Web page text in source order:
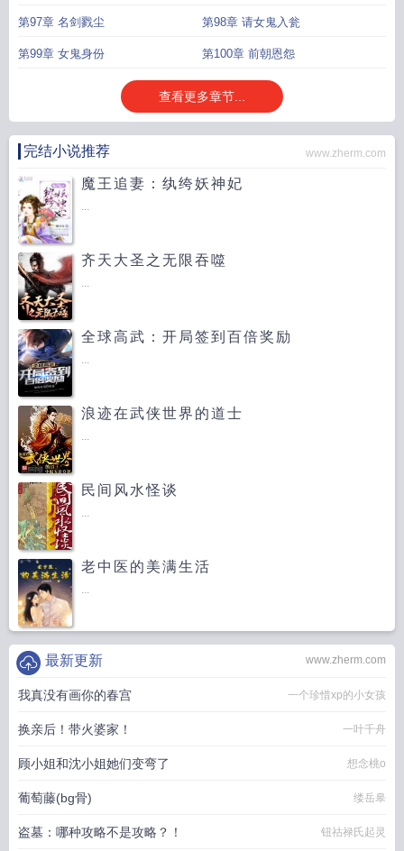
第97章 名剑戮尘 第98章 请女鬼入瓮
第99章 女鬼身份 第100章 前朝恩怨
查看更多章节...
完结小说推荐 www.zherm.com
魔王追妻：纨绔妖神妃
...
齐天大圣之无限吞噬
...
全球高武：开局签到百倍奖励
...
浪迹在武侠世界的道士
...
民间风水怪谈
...
老中医的美满生活
...
www.zherm.com
最新更新
我真没有画你的春宫 一个珍惜xp的小女孩
换亲后！带火婆家！ 一叶千舟
顾小姐和沈小姐她们变弯了 想念桃o
葡萄藤(bg骨) 缕岳皋
盗墓：哪种攻略不是攻略？！ 钮祜禄氏起灵